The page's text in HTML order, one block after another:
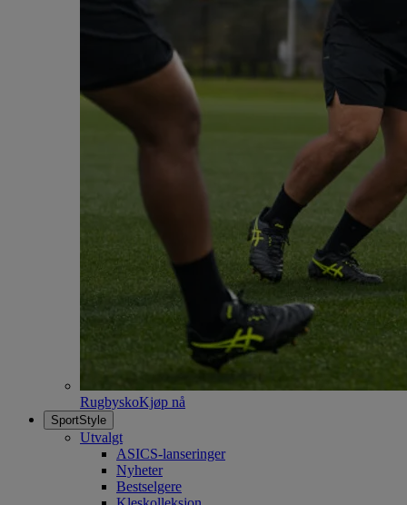
RugbyskoKjøp nå
SportStyle
Utvalgt
ASICS-lanseringer
Nyheter
Bestselgere